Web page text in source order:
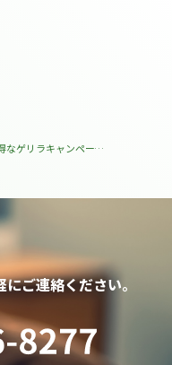
ボディケア✿お得なゲリラキャンペーン実施中！
にご連絡ください。